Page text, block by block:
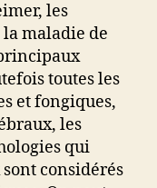
les
maladie de
toutes les
et fongiques,
les
qui
considérés